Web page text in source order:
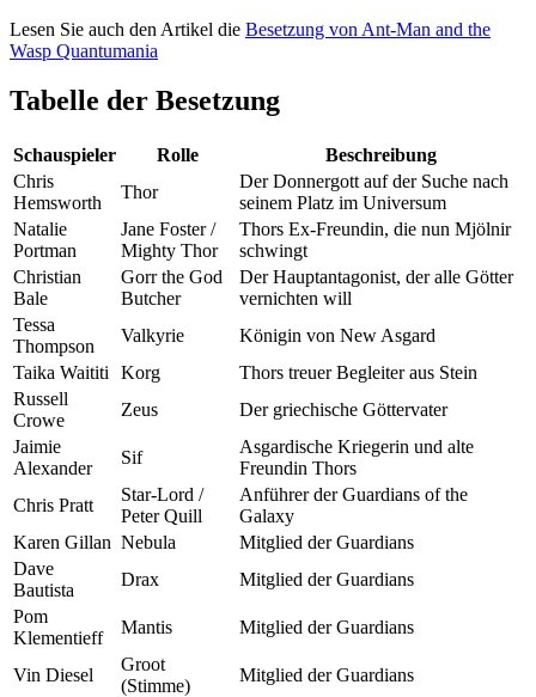
Lesen Sie auch den Artikel die Besetzung von Ant-Man and the
Wasp Quantumania
Tabelle der Besetzung
Schauspieler Rolle
Beschreibung
Chris
Hemsworth
Thor
Der Donnergott auf der Suche nach
seinem Platz im Universum
Natalie
Portman
Jane Foster /
Mighty Thor
Thors Ex-Freundin, die nun Mjölnir
schwingt
Christian
Bale
Gorr the God
Butcher
Der Hauptantagonist, der alle Götter
vernichten will
Tessa
Thompson
Valkyrie
Königin von New Asgard
Taika Waititi
Korg
Thors treuer Begleiter aus Stein
Russell
Crowe
Zeus
Der griechische Göttervater
Jaimie
Alexander
Sif
Asgardische Kriegerin und alte
Freundin Thors
Chris Pratt
Star-Lord /
Peter Quill
Anführer der Guardians of the
Galaxy
Karen Gillan Nebula
Mitglied der Guardians
Dave
Bautista
Drax
Mitglied der Guardians
Pom
Klementieff
Mantis Mitglied der Guardians
Vin Diesel
Groot
(Stimme)
Mitglied der Guardians